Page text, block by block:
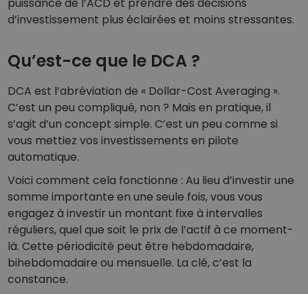
puissance de l’ACD et prendre des décisions
d’investissement plus éclairées et moins stressantes.
Qu’est-ce que le DCA ?
DCA est l’abréviation de « Dollar-Cost Averaging ».
C’est un peu compliqué, non ? Mais en pratique, il
s’agit d’un concept simple. C’est un peu comme si
vous mettiez vos investissements en pilote
automatique.
Voici comment cela fonctionne : Au lieu d’investir une
somme importante en une seule fois, vous vous
engagez à investir un montant fixe à intervalles
réguliers, quel que soit le prix de l’actif à ce moment-
là. Cette périodicité peut être hebdomadaire,
bihebdomadaire ou mensuelle. La clé, c’est la
constance.